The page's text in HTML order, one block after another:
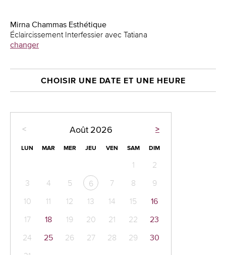
Mirna Chammas Esthétique
Éclaircissement Interfessier avec Tatiana
changer
CHOISIR UNE DATE ET UNE HEURE
< >
Août 2026
LUN MAR MER JEU VEN SAM DIM
1
2
3
4 5 6 7 8
9
10
11 12 13 14 15
16
17
18 19 20 21 22
23
24
25 26 27 28 29
30